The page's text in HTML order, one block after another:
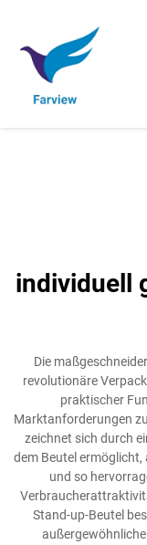
individuell
Die
revolutionäre
praktischer
Marktanforderungen
zeichnet sich durch
dem Beutel
und so
Stand-up-Beutel